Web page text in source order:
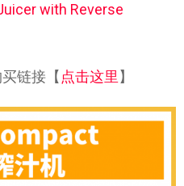
with Reverse
链接【 点击这里 】